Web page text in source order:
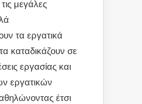
μεγάλες
τα εργατικά
καταδικάζουν σε
εργασίας και
εργατικών
έτσι